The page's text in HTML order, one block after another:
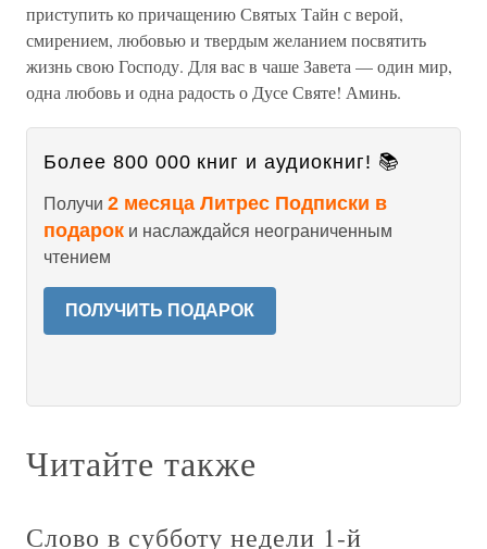
приступить ко причащению Святых Тайн с верой,
смирением, любовью и твердым желанием посвятить
жизнь свою Господу. Для вас в чаше Завета — один мир,
одна любовь и одна радость о Дусе Святе! Аминь.
Более 800 000 книг и аудиокниг! 📚
Получи 2 месяца Литрес Подписки в
подарок и наслаждайся неограниченным
чтением
ПОЛУЧИТЬ ПОДАРОК
Читайте также
Слово в субботу недели 1-й